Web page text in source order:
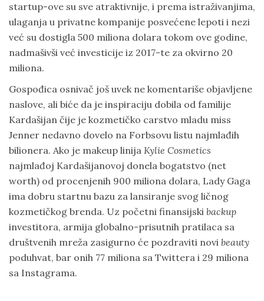
startup-ove su sve atraktivnije, i prema istraživanjima,
ulaganja u privatne kompanije posvećene lepoti i nezi
već su dostigla 500 miliona dolara tokom ove godine,
nadmašivši već investicije iz 2017-te za okvirno 20
miliona.
Gospođica osnivač još uvek ne komentariše objavljene
naslove, ali biće da je inspiraciju dobila od familije
Kardašijan čije je kozmetičko carstvo mladu miss
Jenner nedavno dovelo na Forbsovu listu najmlađih
bilionera. Ako je makeup linija Kylie Cosmetics
najmlađoj Kardašijanovoj donela bogatstvo (net
worth) od procenjenih 900 miliona dolara, Lady Gaga
ima dobru startnu bazu za lansiranje svog ličnog
kozmetičkog brenda. Uz početni finansijski backup
investitora, armija globalno-prisutnih pratilaca sa
društvenih mreža zasigurno će pozdraviti novi beauty
poduhvat, bar onih 77 miliona sa Twittera i 29 miliona
sa Instagrama.